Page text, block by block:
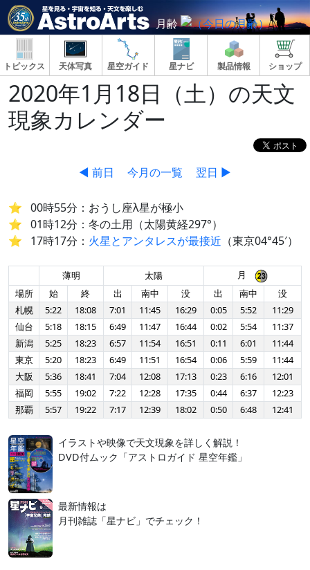
月齢
トピックス 天体写真 星空ガイド 星ナビ 製品情報 ショップ
2020年1月18日（土）の天文
現象カレンダー
◀ 前日 今月の一覧 翌日 ▶
00時55分：おうし座λ星が極小
01時12分：冬の土用（太陽黄経297°）
17時17分： 火星とアンタレスが最接近 （東京04°45′）
薄明 太陽
月
場所
始 終 出 南中 没 出 南中
没
札幌
5:22 18:08 7:01 11:45 16:29 0:05 5:52
11:29
仙台
5:18 18:15 6:49 11:47 16:44 0:02 5:54
11:37
新潟
5:25 18:23 6:57 11:54 16:51 0:11 6:01
11:44
東京
5:20 18:23 6:49 11:51 16:54 0:06 5:59
11:44
大阪
5:36 18:41 7:04 12:08 17:13 0:23 6:16
12:01
福岡
5:55 19:02 7:22 12:28 17:35 0:44 6:37
12:23
那覇
5:57 19:22 7:17 12:39 18:02 0:50 6:48 12:41
イラストや映像で天文現象を詳しく解説！
DVD付ムック「アストロガイド 星空年鑑」
最新情報は
月刊雑誌「星ナビ」でチェック！